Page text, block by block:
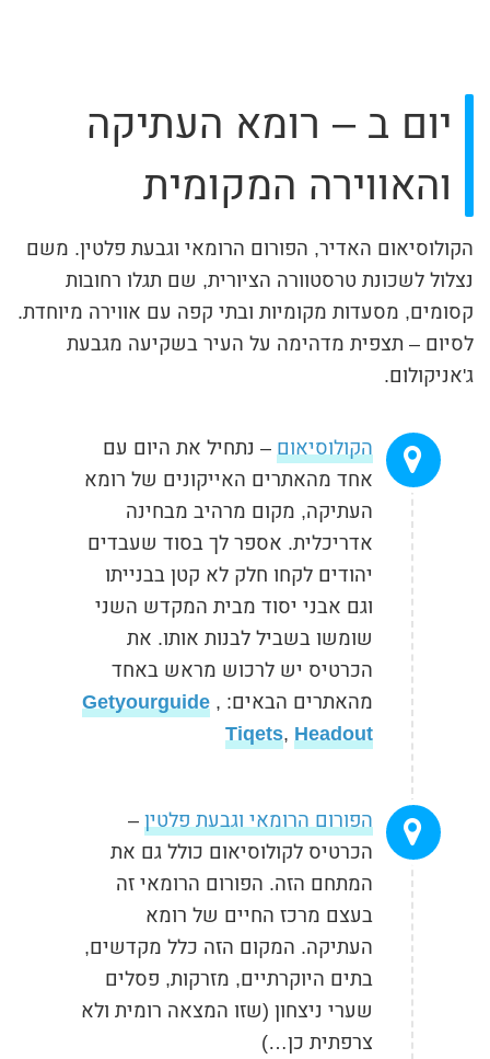
יום ב – רומא העתיקה
והאווירה המקומית
הקולוסיאום האדיר, הפורום הרומאי וגבעת פלטין. משם
נצלול לשכונת טרסטוורה הציורית, שם תגלו רחובות
קסומים, מסעדות מקומיות ובתי קפה עם אווירה מיוחדת.
לסיום – תצפית מדהימה על העיר בשקיעה מגבעת
ג'אניקולום.
הקולוסיאום– נתחיל את היום עם
אחד מהאתרים האייקונים של רומא
העתיקה, מקום מרהיב מבחינה
אדריכלית. אספר לך בסוד שעבדים
יהודים לקחו חלק לא קטן בבנייתו
וגם אבני יסוד מבית המקדש השני
שומשו בשביל לבנות אותו. את
הכרטיס יש לרכוש מראש באחד
מהאתרים הבאים: Getyourguide ,
Tiqets,Headout
הפורום הרומאי וגבעת פלטין–
הכרטיס לקולוסיאום כולל גם את
המתחם הזה. הפורום הרומאי זה
בעצם מרכז החיים של רומא
העתיקה. המקום הזה כלל מקדשים,
בתים היוקרתיים, מזרקות, פסלים
שערי ניצחון (שזו המצאה רומית ולא
צרפתית כן…)